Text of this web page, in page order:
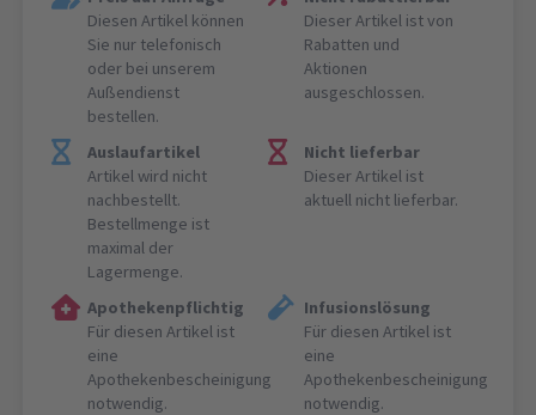
Diesen Artikel können
Sie nur telefonisch
oder bei unserem
Außendienst
bestellen.
Dieser Artikel ist von
Rabatten und
Aktionen
ausgeschlossen.
Auslaufartikel
Artikel wird nicht
nachbestellt.
Bestellmenge ist
maximal der
Lagermenge.
Nicht lieferbar
Dieser Artikel ist
aktuell nicht lieferbar.
Apothekenpflichtig
Für diesen Artikel ist
eine
Apothekenbescheinigung
notwendig.
Infusionslösung
Für diesen Artikel ist
eine
Apothekenbescheinigung
notwendig.